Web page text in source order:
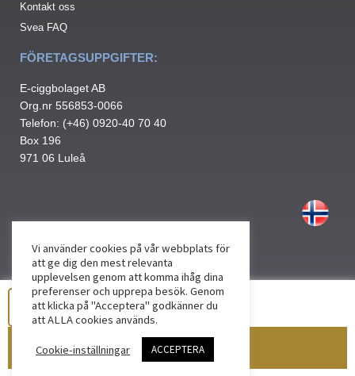
Lägg till i varukorg
Kontakt oss
Svea FAQ
FÖRETAGSUPPGIFTER:
E-ciggbolaget AB
Org.nr 556853-0066
Telefon: (+46) 0920-40 70 40
Box 196
971 06 Luleå
Vi använder cookies på vår webbplats för
att ge dig den mest relevanta
upplevelsen genom att komma ihåg dina
preferenser och upprepa besök. Genom
att klicka på "Acceptera" godkänner du
att ALLA cookies används.
Cookie-inställningar ACCEPTERA